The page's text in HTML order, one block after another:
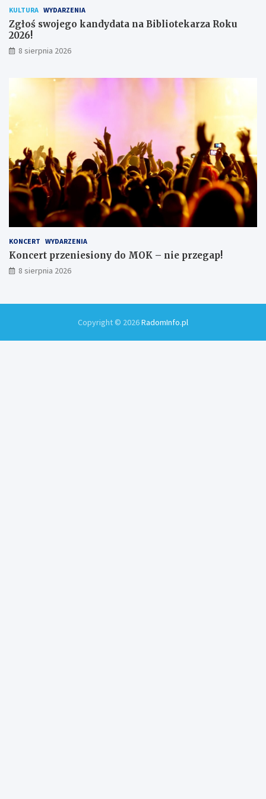
ó
w
KULTURA WYDARZENIA
Zgłoś swojego kandydata na Bibliotekarza Roku
2026!
8 sierpnia 2026
KONCERT WYDARZENIA
Koncert przeniesiony do MOK – nie przegap!
8 sierpnia 2026
Copyright © 2026RadomInfo.pl